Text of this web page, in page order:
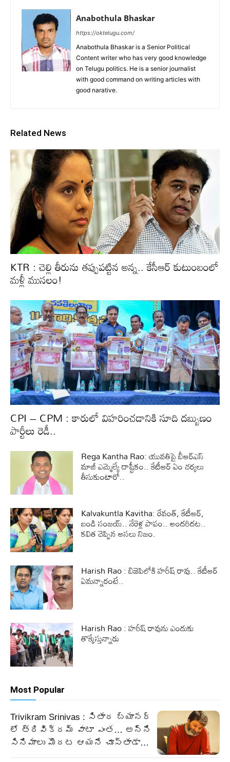
Anabothula Bhaskar
https://oktelugu.com/
Anabothula Bhaskar is a Senior Political
Content writer who has very good knowledge
on Telugu politics. He is a senior journalist
with good command on writing articles with
good narative.
Related News
KTR : చెల్లి తీరును తప్పుపట్టిన అన్న.. కేసీఆర్‌ కుటుంబంలో
మళ్లీ ముసలం!
CPI – CPM : కారులో విహరించడానికి సూది దబ్బుణం
పార్టీలు రెడీ..
Rega Kantha Rao: యువతిపై బీఆర్ఎస్
మాజీ ఎమ్మెల్యే దాష్టీకం.. కేటీఆర్ ఏం చర్యలు
తీసుకుంటారో..
Kalvakuntla Kavitha: రేవంత్, కేటీఆర్,
బండి సంజయ్.. నేరెళ్ల పాపం.. అందరిదట..
కవిత చెప్పిన అసలు నిజం.
Harish Rao : బిజెపిలోకి హరీష్ రావు.. కేటీఆర్
ఏమన్నారంటే..
Harish Rao : హరీష్ రావును ఎందుకు
తొక్కేస్తున్నారు
Most Popular
Trivikram Srinivas : సితార బ్యానర్
లో త్రివిక్రమ్ వాటా ఎంత… అన్ని
సినిమాలు మొదట ఆయనే చూస్తాడా…